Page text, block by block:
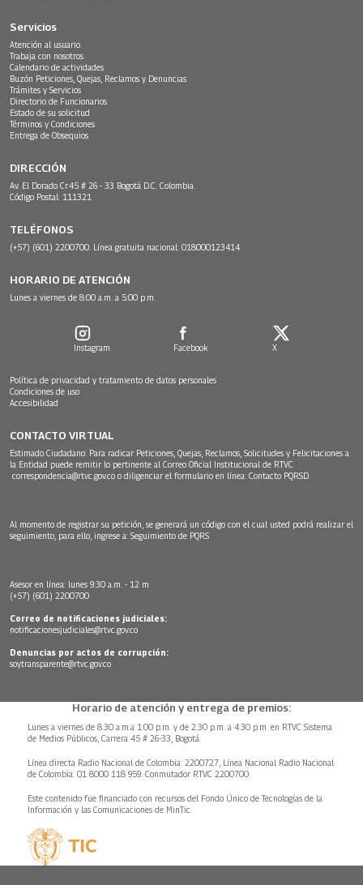
Servicios
Atención al usuario
Trabaja con nosotros
Calendario de actividades
Buzón Peticiones, Quejas, Reclamos y Denuncias
Trámites y Servicios
Directorio de Funcionarios
Estado de su solicitud
Términos y Condiciones
Entrega de Obsequios
DIRECCIÓN
Av. El Dorado Cr.45 # 26 - 33 Bogotá D.C. Colombia.
Código Postal: 111321
TELÉFONOS
(+57) (601) 2200700. Línea gratuita nacional: 018000123414
HORARIO DE ATENCIÓN
Lunes a viernes de 8:00 a.m. a 5:00 p.m.
Instagram Facebook X
Política de privacidad y tratamiento de datos personales
Condiciones de uso
Accesibilidad
CONTACTO VIRTUAL
Estimado Ciudadano: Para radicar Peticiones, Quejas, Reclamos, Solicitudes y Felicitaciones a
la Entidad puede remitir lo pertinente al Correo Oficial Institucional de RTVC
correspondencia@rtvc.gov.co o diligenciar el formulario en línea: Contacto PQRSD.
Al momento de registrar su petición, se generará un código con el cual usted podrá realizar el
seguimiento, para ello, ingrese a: Seguimiento de PQRS
Asesor en línea: lunes 9:30 a.m. - 12 m
(+57) (601) 2200700
Correo de notificaciones judiciales:
notificacionesjudiciales@rtvc.gov.co
Denuncias por actos de corrupción:
soytransparente@rtvc.gov.co
Horario de atención y entrega de premios:
Lunes a viernes de 8:30 a.m.a 1:00 p.m. y de 2:30 p.m. a 4:30 p.m. en RTVC Sistema
de Medios Públicos, Carrera 45 # 26-33, Bogotá.
Línea directa Radio Nacional de Colombia: 2200727, Línea Nacional Radio Nacional
de Colombia: 01 8000 118 959. Conmutador RTVC 2200700
Este contenido fue financiado con recursos del Fondo Único de Tecnologías de la
Información y las Comunicaciones de MinTic.